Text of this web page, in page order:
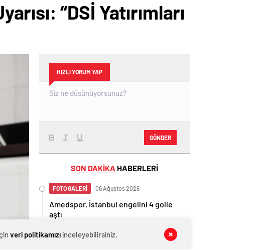
“DSİ Yatırımları
HIZLI YORUM YAP
GÖNDER
SON DAKİKA HABERLERİ
FOTO GALERİ 06 Ağustos 2026
Amedspor, İstanbul engelini 4 golle
aştı
GÜNCEL 06 Ağustos 2026
veri politikamızıinceleyebilirsiniz.